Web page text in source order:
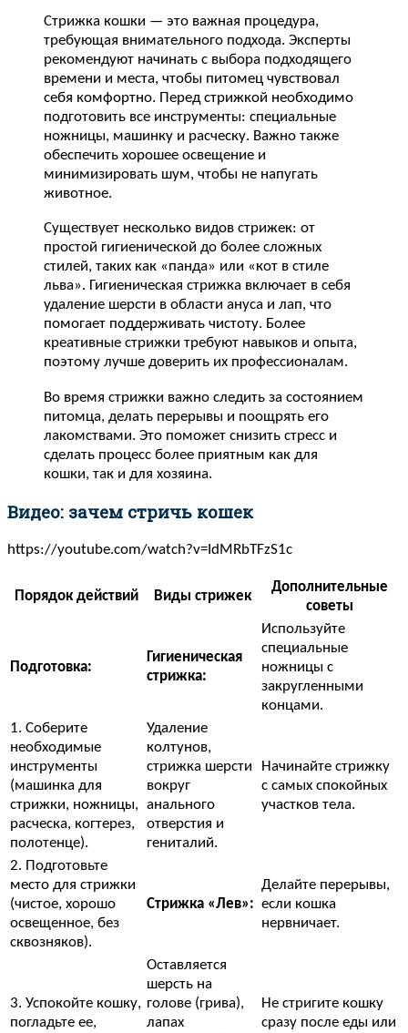
Стрижка кошки — это важная процедура,
требующая внимательного подхода. Эксперты
рекомендуют начинать с выбора подходящего
времени и места, чтобы питомец чувствовал
себя комфортно. Перед стрижкой необходимо
подготовить все инструменты: специальные
ножницы, машинку и расческу. Важно также
обеспечить хорошее освещение и
минимизировать шум, чтобы не напугать
животное.
Существует несколько видов стрижек: от
простой гигиенической до более сложных
стилей, таких как «панда» или «кот в стиле
льва». Гигиеническая стрижка включает в себя
удаление шерсти в области ануса и лап, что
помогает поддерживать чистоту. Более
креативные стрижки требуют навыков и опыта,
поэтому лучше доверить их профессионалам.
Во время стрижки важно следить за состоянием
питомца, делать перерывы и поощрять его
лакомствами. Это поможет снизить стресс и
сделать процесс более приятным как для
кошки, так и для хозяина.
Видео: зачем стричь кошек
https://youtube.com/watch?v=IdMRbTFzS1c
Порядок действий Виды стрижек
Дополнительные
советы
Подготовка:
Гигиеническая
стрижка:
Используйте
специальные
ножницы с
закругленными
концами.
1. Соберите
необходимые
инструменты
(машинка для
стрижки, ножницы,
расческа, когтерез,
полотенце).
Удаление
колтунов,
стрижка шерсти
вокруг
анального
отверстия и
гениталий.
Начинайте стрижку
с самых спокойных
участков тела.
2. Подготовьте
место для стрижки
(чистое, хорошо
освещенное, без
сквозняков).
Стрижка «Лев»:
Делайте перерывы,
если кошка
нервничает.
3. Успокойте кошку,
погладьте ее,
Оставляется
шерсть на
голове (грива),
лапах
Не стригите кошку
сразу после еды или